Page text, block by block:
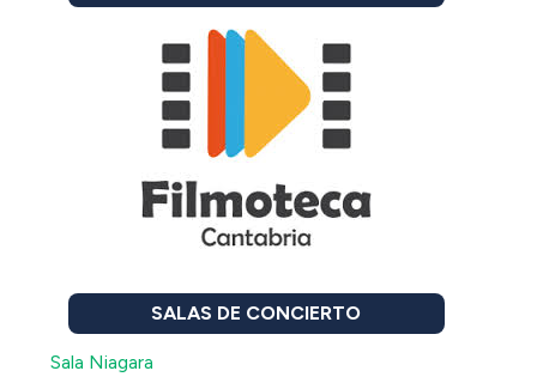
SALAS DE CONCIERTO
Sala Niagara